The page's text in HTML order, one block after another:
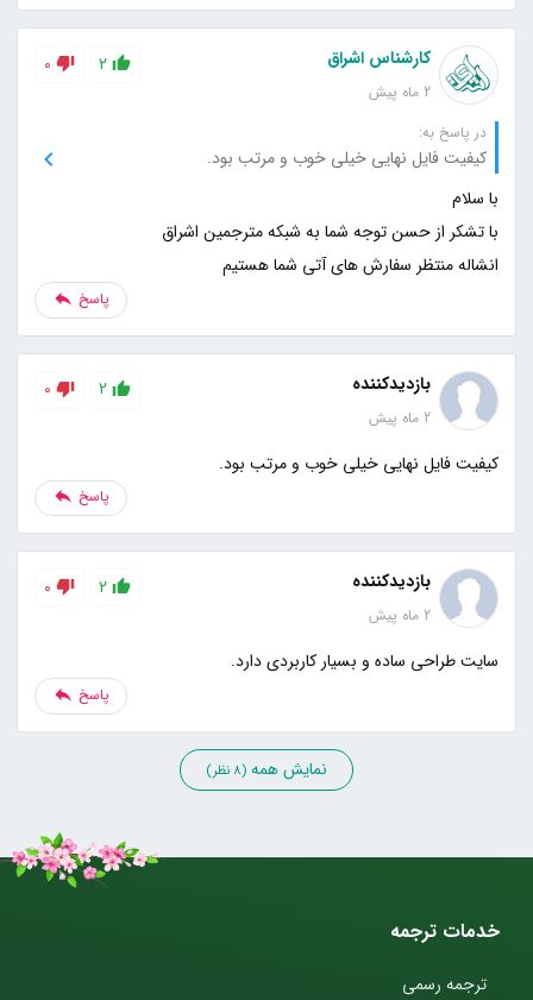
کارشناس اشراق
2 ماه پیش
2
0
در پاسخ به:
کیفیت فایل نهایی خیلی خوب و مرتب بود.
انشاله منتظر سفارش های آتی شما هستیم
پاسخ
بازدیدکننده
2 ماه پیش
2
0
کیفیت فایل نهایی خیلی خوب و مرتب بود.
پاسخ
بازدیدکننده
2 ماه پیش
2
0
سایت طراحی ساده و بسیار کاربردی دارد.
پاسخ
نمایش همه (8 نظر)
خدمات ترجمه
ترجمه رسمی